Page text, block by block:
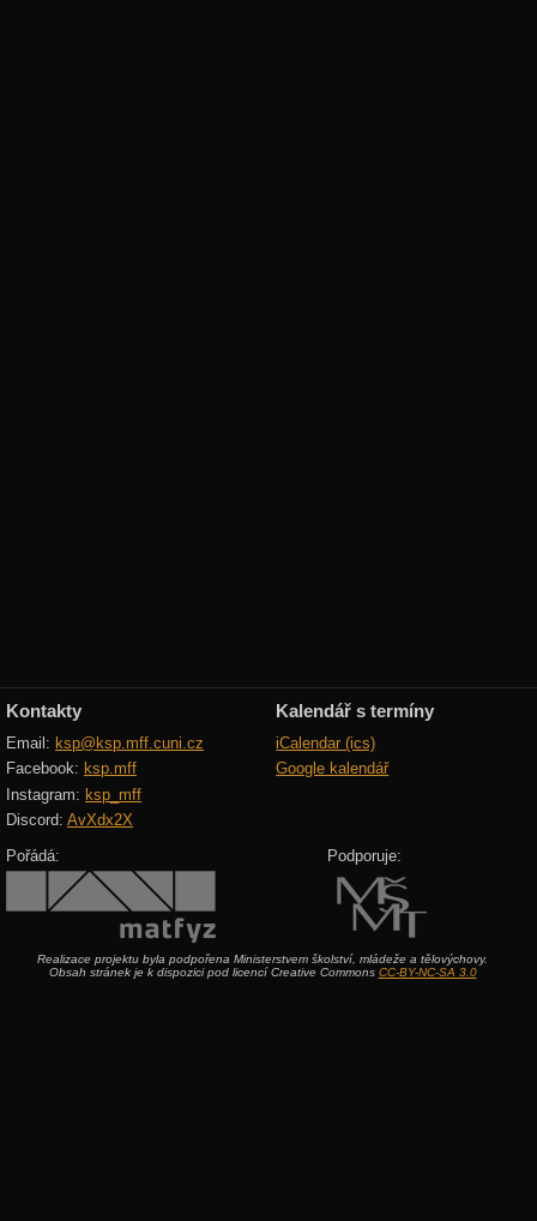
Kontakty
Email: ksp@ksp.mff.cuni.cz
Facebook: ksp.mff
Instagram: ksp_mff
Discord: AvXdx2X
Kalendář s termíny
iCalendar (ics)
Google kalendář
Pořádá: Podporuje:
Realizace projektu byla podpořena Ministerstvem školství, mládeže a tělovýchovy.
Obsah stránek je k dispozici pod licencí Creative Commons CC-BY-NC-SA 3.0